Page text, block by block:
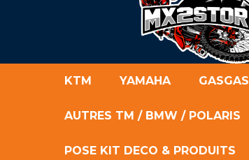
KTM YAMAHA GASGAS
AUTRES TM / BMW / POLARIS
POSE KIT DECO & PRODUITS